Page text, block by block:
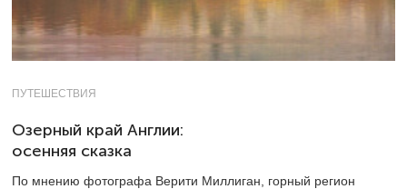
ПУТЕШЕСТВИЯ
Озерный край Англии:
осенняя сказка
По мнению фотографа Верити Миллиган, горный регион